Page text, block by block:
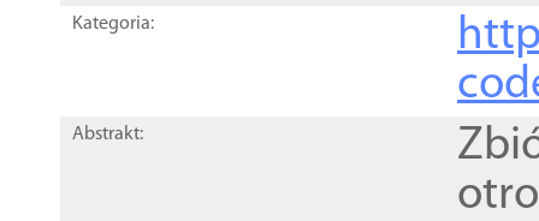
Kategoria:
Abstrakt: